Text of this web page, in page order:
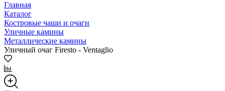
Главная
Каталог
Костровые чаши и очаги
Уличные камины
Металлические камины
Уличный очаг Firesto - Ventaglio